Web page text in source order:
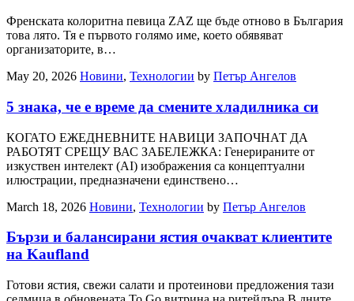
Френската колоритна певица ZAZ ще бъде отново в България
това лято. Тя е първото голямо име, което обявяват
организаторите, в…
May 20, 2026 Новини, Технологии by Петър Ангелов
5 знака, че е време да смените хладилника си
КОГАТО ЕЖЕДНЕВНИТЕ НАВИЦИ ЗАПОЧНАТ ДА
РАБОТЯТ СРЕЩУ ВАС ЗАБЕЛЕЖКА: Генерираните от
изкуствен интелект (AI) изображения са концептуални
илюстрации, предназначени единствено…
March 18, 2026 Новини, Технологии by Петър Ангелов
Бързи и балансирани ястия очакват клиентите
на Kaufland
Готови ястия, свежи салати и протеинови предложения тази